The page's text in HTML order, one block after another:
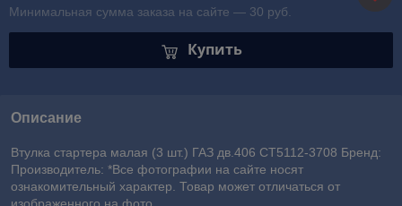
Минимальная сумма заказа на сайте — 30 руб.
Купить
Описание
Втулка стартера малая (3 шт.) ГАЗ дв.406 СТ5112-3708 Бренд:
Производитель: *Все фотографии на сайте носят
ознакомительный характер. Товар может отличаться от
изображенного на фото